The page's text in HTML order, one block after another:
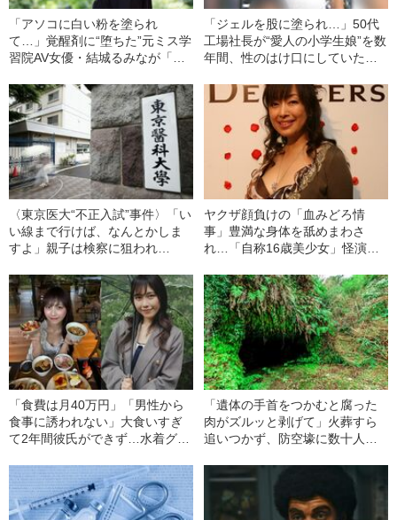
「アソコに白い粉を塗られ
て…」覚醒剤に“堕ちた”元ミス学
習院AV女優・結城るみなが「逮
た」と語るワケ《お嬢様時代の
煩悶》――2022年BEST5
「ジェルを股に塗られ…」50代
工場社長が“愛人の小学生娘”を数
年間、性のはけ口にしていた卑
性交》
〈東京医大“不正入試”事件〉「い
い線まで行けば、なんとかしま
すよ」親子は検察に狙われ
れたのか
ヤクザ顔負けの「血みどろ情
事」豊満な身体を舐めまわさ
れ…「自称16歳美少女」怪演
ぎる“熟れ方”
「食費は月40万円」「男性から
食事に誘われない」大食いすぎ
て2年間彼氏ができず…水着グラ
女子（24）が語る、驚愕の食生
活
「遺体の手首をつかむと腐った
肉がズルッと剥げて」火葬すら
追いつかず、防空壕に数十人
た少年兵が明かした“過酷すぎる
任務”とは